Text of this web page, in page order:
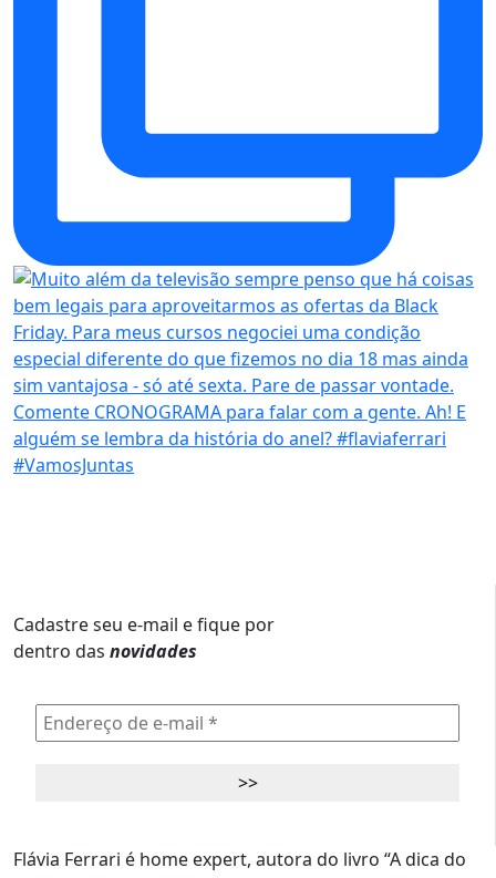
Cadastre seu e-mail e fique por
dentro das novidades
Flávia Ferrari é home expert, autora do livro “A dica do